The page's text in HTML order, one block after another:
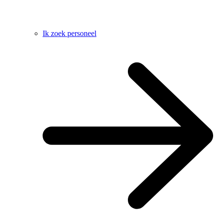
Ik zoek personeel